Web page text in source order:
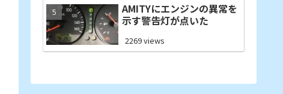
AMITYにエンジンの異常を
示す警告灯が点いた
2269 views